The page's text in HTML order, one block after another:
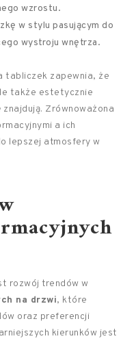
wzrostu.
w stylu pasującym do
wystroju wnętrza.
tabliczek zapewnia, że
także estetycznie
Zrównoważona
a ich
lepszej atmosfery w
rozwój trendów w
na drzwi, które
oraz preferencji
kierunków jest